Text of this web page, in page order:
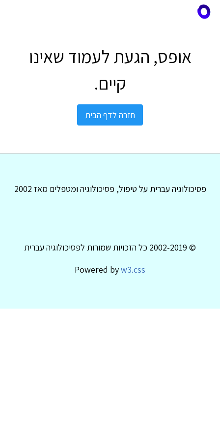
אופס, הגעת לעמוד שאינו
קיים.
חזרה לדף הבית
פסיכולוגיה עברית על טיפול, פסיכולוגיה ומטפלים מאז 2002
© 2002-2019 כל הזכויות שמורות לפסיכולוגיה עברית
Powered byw3.css